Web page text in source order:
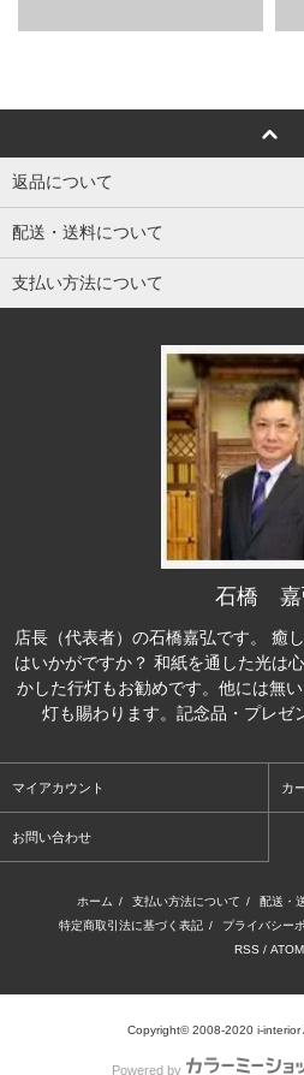
返品について
配送・送料について
支払い方法について
石橋 嘉
店長（代表者）の石橋嘉弘です。 癒
はいかがですか？ 和紙を通した光は
かした行灯もお勧めです。他には無
灯も賜わります。記念品・プレゼ
マイアカウント カ
お問い合わせ
ホーム / 支払い方法について / 配送・
特定商取引法に基づく表記 / プライバシー
RSS / ATOM
Copyright© 2008-2020 i-interior
Powered by